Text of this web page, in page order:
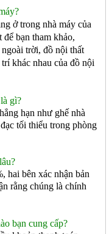
ở trong nhà máy của
bạn tham khảo,
trời, đồ nội thất
khác nhau của đồ nội
gì?
hạn như ghế nhà
tối thiểu trong phòng
hai bên xác nhận bản
rằng chúng là chính
bạn cung cấp?